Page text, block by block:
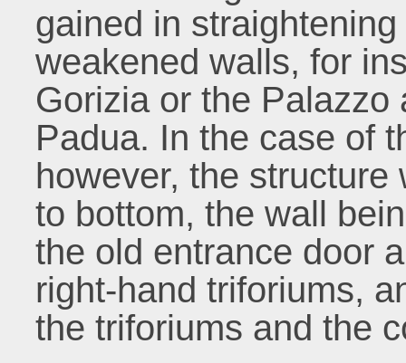
gained in
weakened walls, for
Gorizia or the Palazzo
Padua. In the case of
however, the
to bottom, the wall
the old entrance door
right-hand triforiums,
the triforiums and the